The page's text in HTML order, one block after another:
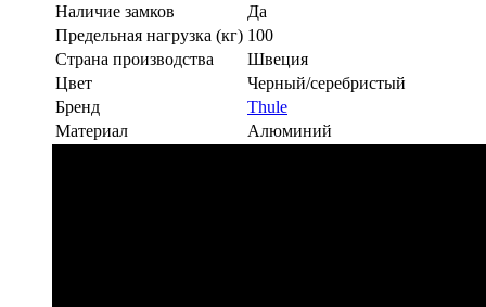
Наличие замков
Да
Предельная нагрузка (кг) 100
Страна производства
Швеция
Цвет
Черный/серебристый
Бренд
Thule
Материал
Алюминий